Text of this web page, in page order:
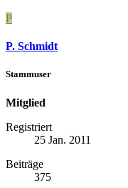
P
P. Schmidt
Stammuser
Mitglied
Registriert
25 Jan. 2011
Beiträge
375